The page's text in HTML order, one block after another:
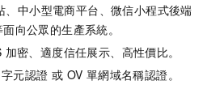
、中小型電商平台、微信小程式後端
向公眾的生產系統。
加密、適度信任展示、高性價比。
元認證 或 OV 單網域名稱認證。